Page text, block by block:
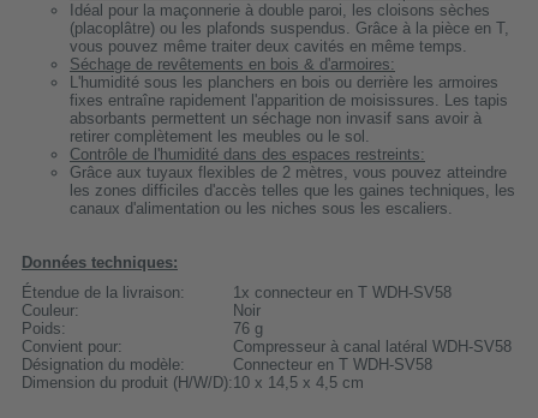
Idéal pour la maçonnerie à double paroi, les cloisons sèches
(placoplâtre) ou les plafonds suspendus. Grâce à la pièce en T,
vous pouvez même traiter deux cavités en même temps.
Séchage de revêtements en bois & d'armoires:
L'humidité sous les planchers en bois ou derrière les armoires
fixes entraîne rapidement l'apparition de moisissures. Les tapis
absorbants permettent un séchage non invasif sans avoir à
retirer complètement les meubles ou le sol.
Contrôle de l'humidité dans des espaces restreints:
Grâce aux tuyaux flexibles de 2 mètres, vous pouvez atteindre
les zones difficiles d'accès telles que les gaines techniques, les
canaux d'alimentation ou les niches sous les escaliers.
Données techniques:
Étendue de la livraison:
1x connecteur en T WDH-SV58
Couleur:
Noir
Poids:
76 g
Convient pour:
Compresseur à canal latéral WDH-SV58
Désignation du modèle:
Connecteur en T WDH-SV58
Dimension du produit (H/W/D):10 x 14,5 x 4,5 cm